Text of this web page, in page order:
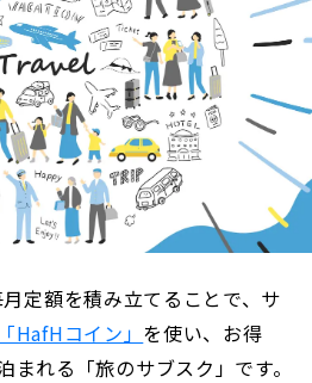
定額を積み立てることで、サ
「HafHコイン」 を使い、お得
まれる「旅のサブスク」です。